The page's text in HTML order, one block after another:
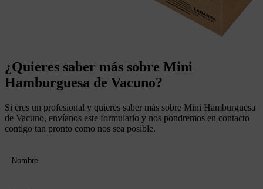
¿Quieres saber más sobre Mini
Hamburguesa de Vacuno?
Si eres un profesional y quieres saber más sobre Mini Hamburguesa
de Vacuno, envíanos este formulario y nos pondremos en contacto
contigo tan pronto como nos sea posible.